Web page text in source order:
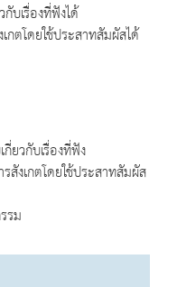
บเรื่องที่ฟังได้
ตโดยใช้ประสาทสัมผัสได้
วกับเรื่องที่ฟัง
งเกตโดยใช้ประสาทสัมผัส
รม